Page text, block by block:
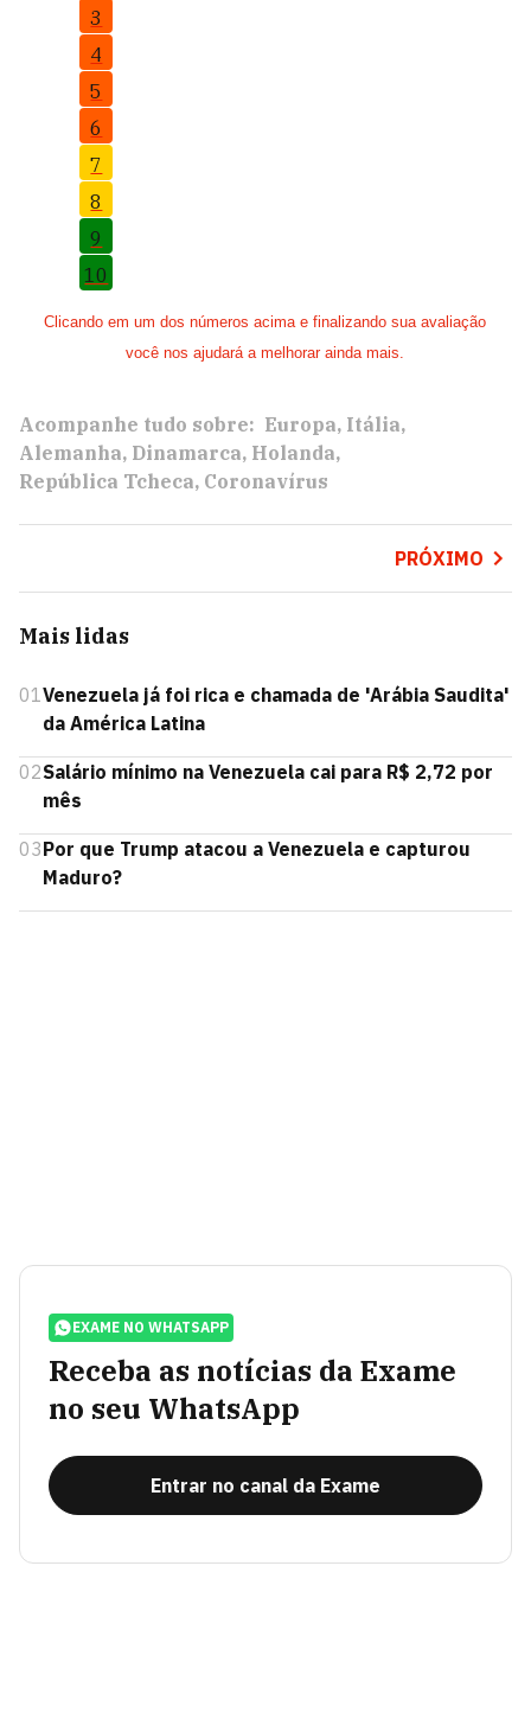
3
4
5
6
7
8
9
10
Clicando em um dos números acima e finalizando sua avaliação
você nos ajudará a melhorar ainda mais.
Acompanhe tudo sobre: Europa Itália
Alemanha Dinamarca Holanda
República Tcheca Coronavírus
PRÓXIMO
Mais lidas
01Venezuela já foi rica e chamada de 'Arábia Saudita'
da América Latina
02Salário mínimo na Venezuela cai para R$ 2,72 por
mês
03Por que Trump atacou a Venezuela e capturou
Maduro?
EXAME NO WHATSAPP
Receba as notícias da Exame
no seu WhatsApp
Entrar no canal da Exame